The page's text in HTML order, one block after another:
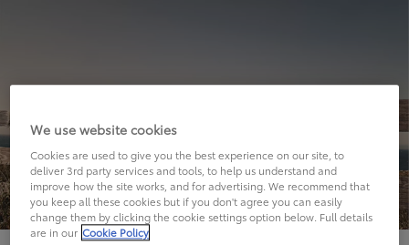
We use website cookies
Cookies are used to give you the best experience on our site, to
deliver 3rd party services and tools, to help us understand and
improve how the site works, and for advertising. We recommend that
you keep all these cookies but if you don't agree you can easily
change them by clicking the cookie settings option below. Full details
are in our Cookie Policy